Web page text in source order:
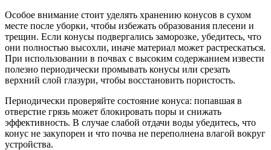
Особое внимание стоит уделять хранению конусов в сухом
месте после уборки, чтобы избежать образования плесени и
трещин. Если конусы подвергались заморозке, убедитесь, что
они полностью высохли, иначе материал может растрескаться.
При использовании в почвах с высоким содержанием извести
полезно периодически промывать конусы или срезать
верхний слой глазури, чтобы восстановить пористость.
Периодически проверяйте состояние конуса: попавшая в
отверстие грязь может блокировать поры и снижать
эффективность. В случае слабой отдачи воды убедитесь, что
конус не закупорен и что почва не переполнена влагой вокруг
устройства.